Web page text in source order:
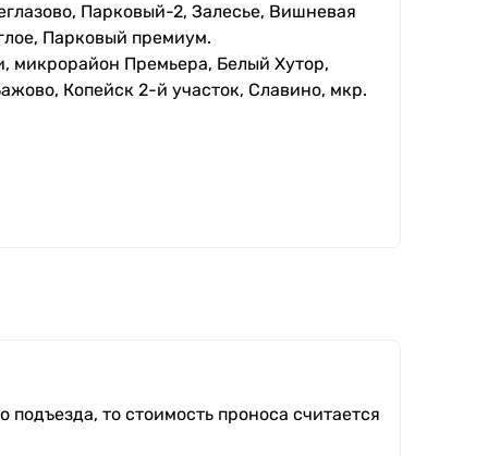
Парковый-2, Залесье, Вишневая
Парковый премиум.
Премьера, Белый Хутор,
Копейск 2-й участок, Славино, мкр.
то стоимость проноса считается